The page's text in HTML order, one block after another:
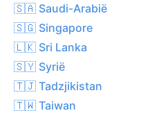
🇸🇦 Saudi-Arabië
🇸🇬 Singapore
🇱🇰 Sri Lanka
🇸🇾 Syrië
🇹🇯 Tadzjikistan
🇹🇼 Taiwan